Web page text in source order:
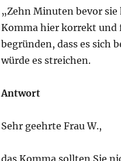
„Zehn Minuten bevor
Komma hier korrekt und
begründen, dass es sich
würde es streichen.
Antwort
Sehr geehrte Frau W.,
das Komma sollten Sie